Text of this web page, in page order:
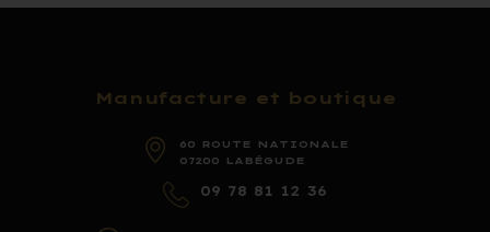
Manufacture et boutique
60 ROUTE NATIONALE
07200 LABÉGUDE
09 78 81 12 36